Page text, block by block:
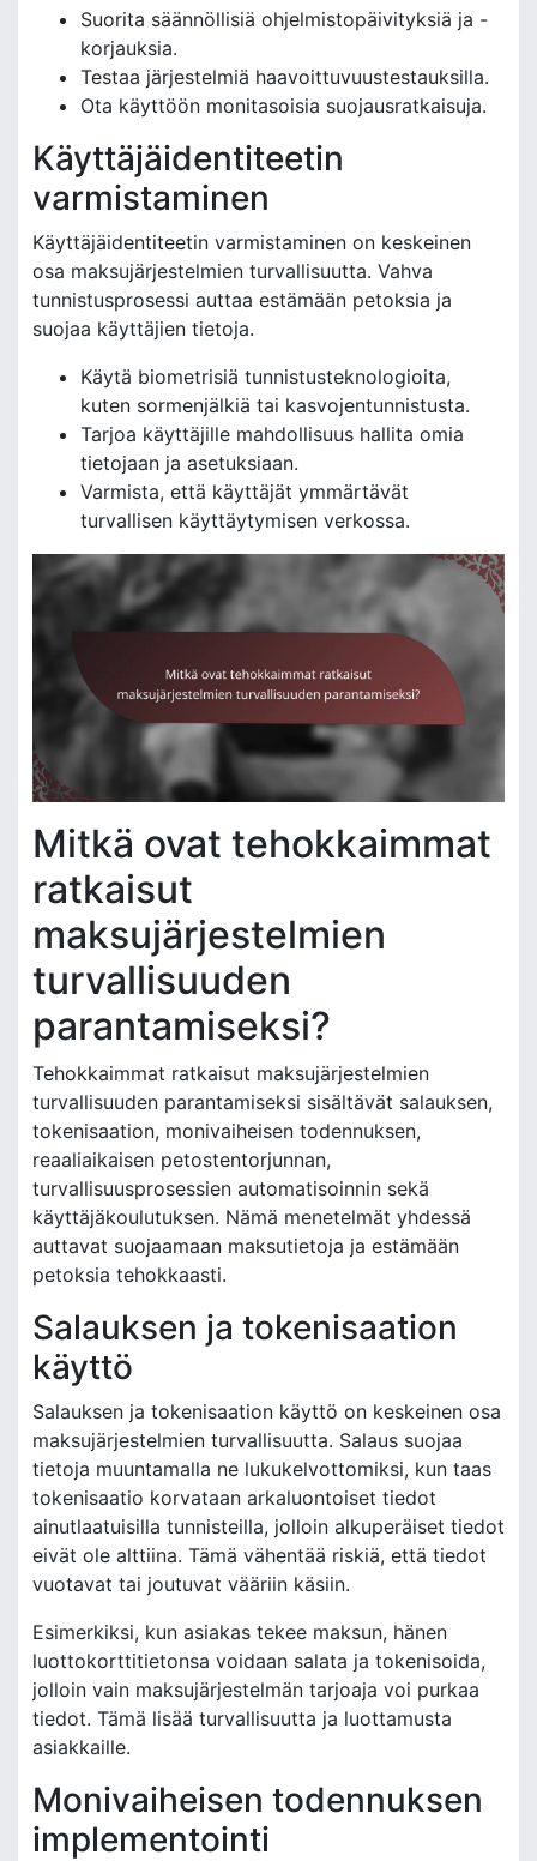
Suorita säännöllisiä ohjelmistopäivityksiä ja -
korjauksia.
Testaa järjestelmiä haavoittuvuustestauksilla.
Ota käyttöön monitasoisia suojausratkaisuja.
Käyttäjäidentiteetin
varmistaminen
Käyttäjäidentiteetin varmistaminen on keskeinen
osa maksujärjestelmien turvallisuutta. Vahva
tunnistusprosessi auttaa estämään petoksia ja
suojaa käyttäjien tietoja.
Käytä biometrisiä tunnistusteknologioita,
kuten sormenjälkiä tai kasvojentunnistusta.
Tarjoa käyttäjille mahdollisuus hallita omia
tietojaan ja asetuksiaan.
Varmista, että käyttäjät ymmärtävät
turvallisen käyttäytymisen verkossa.
Mitkä ovat tehokkaimmat
ratkaisut
maksujärjestelmien
turvallisuuden
parantamiseksi?
Tehokkaimmat ratkaisut maksujärjestelmien
turvallisuuden parantamiseksi sisältävät salauksen,
tokenisaation, monivaiheisen todennuksen,
reaaliaikaisen petostentorjunnan,
turvallisuusprosessien automatisoinnin sekä
käyttäjäkoulutuksen. Nämä menetelmät yhdessä
auttavat suojaamaan maksutietoja ja estämään
petoksia tehokkaasti.
Salauksen ja tokenisaation
käyttö
Salauksen ja tokenisaation käyttö on keskeinen osa
maksujärjestelmien turvallisuutta. Salaus suojaa
tietoja muuntamalla ne lukukelvottomiksi, kun taas
tokenisaatio korvataan arkaluontoiset tiedot
ainutlaatuisilla tunnisteilla, jolloin alkuperäiset tiedot
eivät ole alttiina. Tämä vähentää riskiä, että tiedot
vuotavat tai joutuvat vääriin käsiin.
Esimerkiksi, kun asiakas tekee maksun, hänen
luottokorttitietonsa voidaan salata ja tokenisoida,
jolloin vain maksujärjestelmän tarjoaja voi purkaa
tiedot. Tämä lisää turvallisuutta ja luottamusta
asiakkaille.
Monivaiheisen todennuksen
implementointi